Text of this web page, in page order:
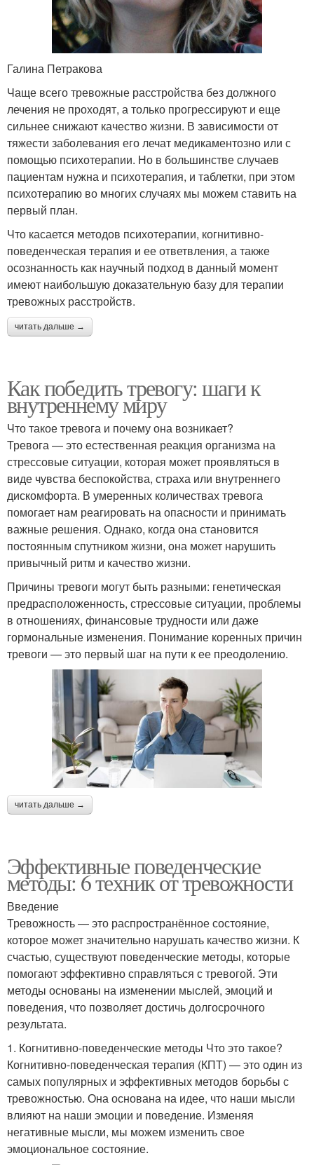
Галина Петракова
Чаще всего тревожные расстройства без должного
лечения не проходят, а только прогрессируют и еще
сильнее снижают качество жизни. В зависимости от
тяжести заболевания его лечат медикаментозно или с
помощью психотерапии. Но в большинстве случаев
пациентам нужна и психотерапия, и таблетки, при этом
психотерапию во многих случаях мы можем ставить на
первый план.
Что касается методов психотерапии, когнитивно-
поведенческая терапия и ее ответвления, а также
осознанность как научный подход в данный момент
имеют наибольшую доказательную базу для терапии
тревожных расстройств.
читать дальше →
Как победить тревогу: шаги к
внутреннему миру
Что такое тревога и почему она возникает?
Тревога — это естественная реакция организма на
стрессовые ситуации, которая может проявляться в
виде чувства беспокойства, страха или внутреннего
дискомфорта. В умеренных количествах тревога
помогает нам реагировать на опасности и принимать
важные решения. Однако, когда она становится
постоянным спутником жизни, она может нарушить
привычный ритм и качество жизни.
Причины тревоги могут быть разными: генетическая
предрасположенность, стрессовые ситуации, проблемы
в отношениях, финансовые трудности или даже
гормональные изменения. Понимание коренных причин
тревоги — это первый шаг на пути к ее преодолению.
читать дальше →
Эффективные поведенческие
методы: 6 техник от тревожности
Введение
Тревожность — это распространённое состояние,
которое может значительно нарушать качество жизни. К
счастью, существуют поведенческие методы, которые
помогают эффективно справляться с тревогой. Эти
методы основаны на изменении мыслей, эмоций и
поведения, что позволяет достичь долгосрочного
результата.
1. Когнитивно-поведенческие методы Что это такое?
Когнитивно-поведенческая терапия (КПТ) — это один из
самых популярных и эффективных методов борьбы с
тревожностью. Она основана на идее, что наши мысли
влияют на наши эмоции и поведение. Изменяя
негативные мысли, мы можем изменить свое
эмоциональное состояние.